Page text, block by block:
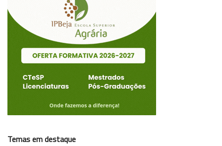
Temas em destaque